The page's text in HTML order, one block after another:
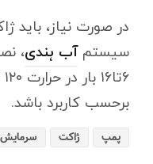
در صورت نیاز، باید
سیستمآب ہندی،
برحسب کاربرد باشد.
پمپ ژاکت